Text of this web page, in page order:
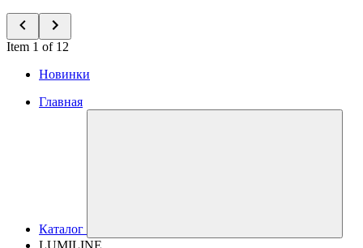
Item 1 of 12
Новинки
Главная
Каталог
LUMILINE